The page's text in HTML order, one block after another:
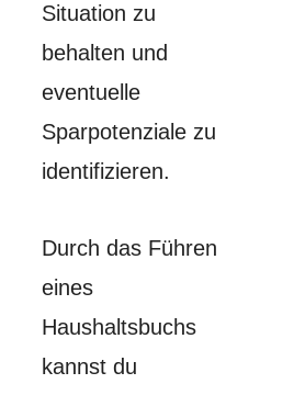
Situation zu
behalten und
eventuelle
Sparpotenziale zu
identifizieren.
Durch das Führen
eines
Haushaltsbuchs
kannst du